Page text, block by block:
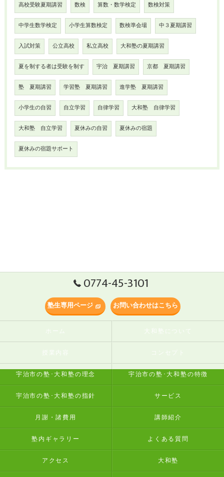
高校受験夏期講習 数検 算数・数学検定 数検対策
中学生数学検定 小学生算数検定 数検準会場 中３夏期講習
入試対策 公立高校 私立高校 大和塾の夏期講習
夏を制する者は受験を制す 宇治 夏期講習 京都 夏期講習
塾 夏期講習 学習塾 夏期講習 進学塾 夏期講習
小学生の自習 自立学習 自律学習 大和塾 自律学習
大和塾 自立学習 夏休みの自習 夏休みの宿題
夏休みの宿題サポート
0774-45-3101
塾生専用ページ お問い合わせはこちら
ホーム 大和塾について
授業内容 コンセプト
宇治市の塾･大和塾の理念 宇治市の塾･大和塾の特徴
宇治市の塾･大和塾の指針 サービス
月謝・諸費用 講師紹介
塾内ギャラリー よくある質問
アクセス 大和塾